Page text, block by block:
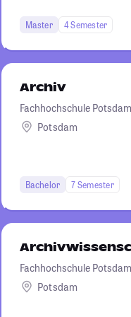
Master 4 Semester
Archiv
Fachhochschule Potsdam
Potsdam
Bachelor 7 Semester
Fachhochschule Potsdam
Potsdam